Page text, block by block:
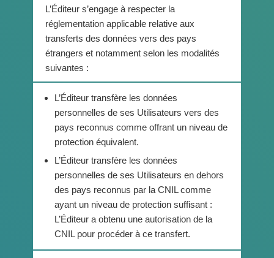
L’Éditeur s’engage à respecter la
réglementation applicable relative aux
transferts des données vers des pays
étrangers et notamment selon les modalités
suivantes :
L’Éditeur transfère les données
personnelles de ses Utilisateurs vers des
pays reconnus comme offrant un niveau de
protection équivalent.
L’Éditeur transfère les données
personnelles de ses Utilisateurs en dehors
des pays reconnus par la CNIL comme
ayant un niveau de protection suffisant :
L’Éditeur a obtenu une autorisation de la
CNIL pour procéder à ce transfert.